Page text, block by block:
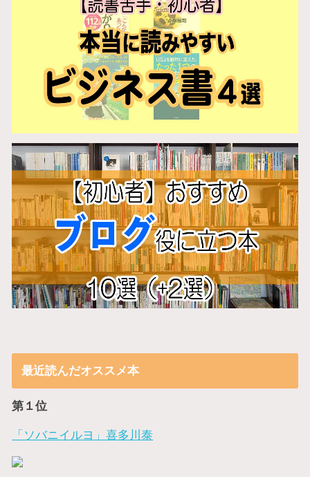
最近読んだオススメ本
第１位
「ソバニイルヨ」喜多川泰